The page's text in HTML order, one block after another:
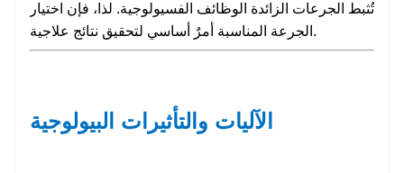
تُثبط الجرعات الزائدة الوظائف الفسيولوجية. لذا، فإن اختيار
الجرعة المناسبة أمرٌ أساسي لتحقيق نتائج علاجية.
الآليات والتأثيرات البيولوجية